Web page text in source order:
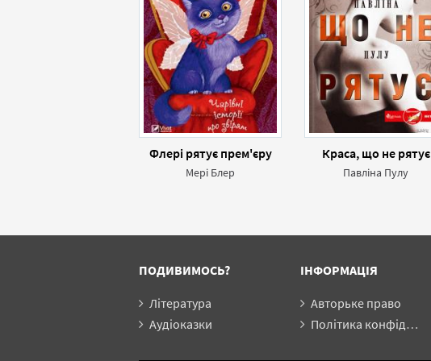
Флері рятує прем'єру
Мері Блер
Краса, що не рятує
Павліна Пулу
ПОДИВИМОСЬ?
Література
Аудіоказки
ІНФОРМАЦІЯ
Авторьке право
Політика конфіденційності